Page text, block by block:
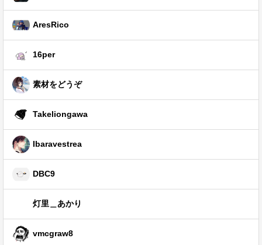
AresRico
16per
素材をどうぞ
Takeliongawa
Ibaravestrea
DBC9
灯里＿あかり
vmcgraw8